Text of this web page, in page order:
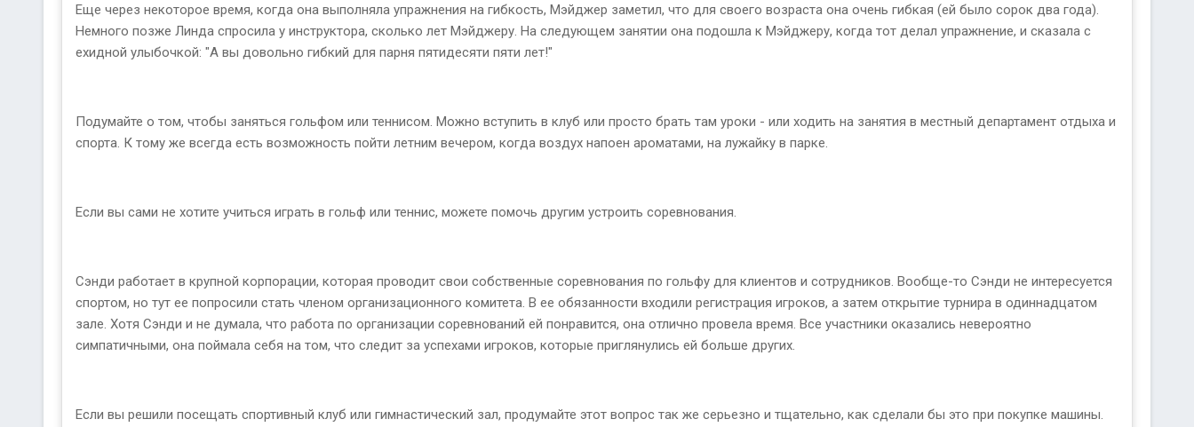
Еще через некоторое время, когда она выполняла упражнения на гибкость, Мэйджер заметил, что для своего возраста она очень гибкая (ей было сорок два года).
Немного позже Линда спросила у инструктора, сколько лет Мэйджеру. На следующем занятии она подошла к Мэйджеру, когда тот делал упражнение, и сказала с
ехидной улыбочкой: "А вы довольно гибкий для парня пятидесяти пяти лет!"
Подумайте о том, чтобы заняться гольфом или теннисом. Можно вступить в клуб или просто брать там уроки - или ходить на занятия в местный департамент отдыха и
спорта. К тому же всегда есть возможность пойти летним вечером, когда воздух напоен ароматами, на лужайку в парке.
Если вы сами не хотите учиться играть в гольф или теннис, можете помочь другим устроить соревнования.
Сэнди работает в крупной корпорации, которая проводит свои собственные соревнования по гольфу для клиентов и сотрудников. Вообще-то Сэнди не интересуется
спортом, но тут ее попросили стать членом организационного комитета. В ее обязанности входили регистрация игроков, а затем открытие турнира в одиннадцатом
зале. Хотя Сэнди и не думала, что работа по организации соревнований ей понравится, она отлично провела время. Все участники оказались невероятно
симпатичными, она поймала себя на том, что следит за успехами игроков, которые приглянулись ей больше других.
Если вы решили посещать спортивный клуб или гимнастический зал, продумайте этот вопрос так же серьезно и тщательно, как сделали бы это при покупке машины.